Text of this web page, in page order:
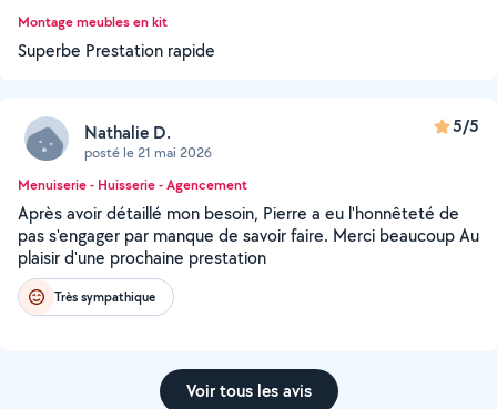
Montage meubles en kit
Superbe Prestation rapide
Nathalie D.
posté le 21 mai 2026
5/5
Menuiserie - Huisserie - Agencement
Après avoir détaillé mon besoin, Pierre a eu l'honnêteté de
pas s'engager par manque de savoir faire. Merci beaucoup Au
plaisir d'une prochaine prestation
Très sympathique
Voir tous les avis